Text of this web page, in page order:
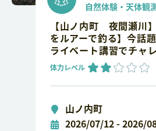
自然体験・天体観
【山ノ内町 夜間瀬川
をルアーで釣る】今話
ライベート講習でチャ
体力レベル
山ノ内町
2026/07/12 - 2026/